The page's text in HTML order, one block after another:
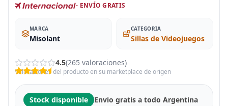
- ENVÍO GRATIS
MARCA
Misolant
CATEGORIA
Sillas de Videojuegos
4.5(265 valoraciones)
Valoraciones del producto en su marketplace de origen
Stock disponible Envio gratis a todo Argentina